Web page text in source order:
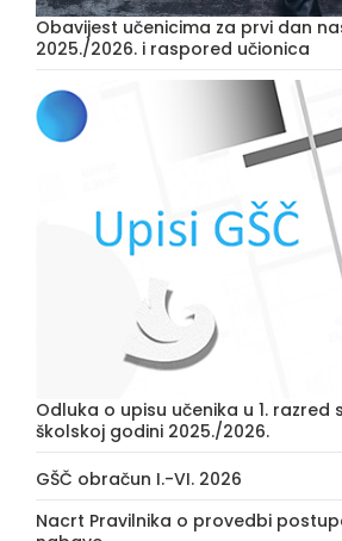
Obavijest učenicima za prvi dan
2025./2026. i raspored učionica
Odluka o upisu učenika u 1. razred
školskoj godini 2025./2026.
GŠČ obračun I.-VI. 2026
Nacrt Pravilnika o provedbi